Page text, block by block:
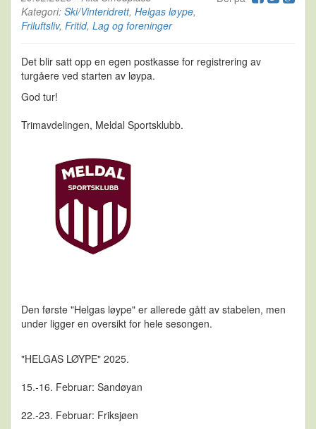
Kategori: Ski/Vinteridrett, Helgas løype,
Friluftsliv, Fritid, Lag og foreninger
Det blir satt opp en egen postkasse for registrering av
turgåere ved starten av løypa.
God tur!
Trimavdelingen, Meldal Sportsklubb.
Den første "Helgas løype" er allerede gått av stabelen, men
under ligger en oversikt for hele sesongen.
"HELGAS LØYPE" 2025.
15.-16. Februar: Sandøyan
22.-23. Februar: Friksjøen